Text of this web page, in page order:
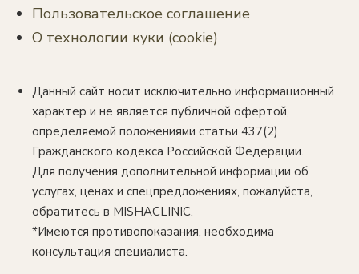
Пользовательское соглашение
О технологии куки (cookie)
Данный сайт носит исключительно информационный
характер и не является публичной офертой,
определяемой положениями статьи 437(2)
Гражданского кодекса Российской Федерации.
Для получения дополнительной информации об
услугах, ценах и спецпредложениях, пожалуйста,
обратитесь в MISHACLINIC.
*Имеются противопоказания, необходима
консультация специалиста.